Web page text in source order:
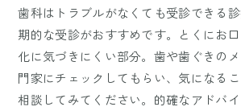
歯科はトラブルがなくても受診できる
期的な受診がおすすめです。とくにお
化に気づきにくい部分。歯や歯ぐきの
門家にチェックしてもらい、気になる
相談してみてください。的確なアドバ